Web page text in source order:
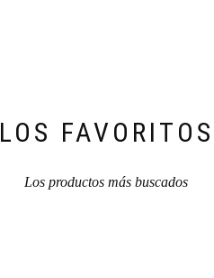
LOS FAVORITOS
Los productos más buscados